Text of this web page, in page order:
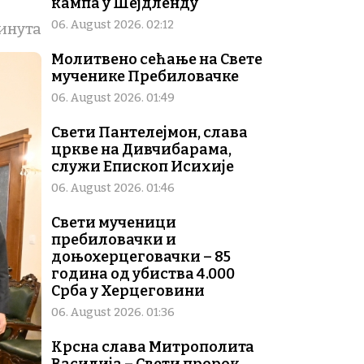
06. August 2026. 02:12
Молитвено сећање на Свете
мученике Пребиловачке
06. August 2026. 01:49
Свети Пантелејмон, слава
цркве на Дивчибарама,
служи Епископ Исихије
06. August 2026. 01:46
Свети мученици
пребиловачки и
доњохерцеговачки – 85
година од убиства 4.000
Срба у Херцеговини
06. August 2026. 01:36
Крсна слава Митрополита